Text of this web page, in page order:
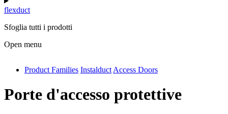
flexduct
Sfoglia tutti i prodotti
Open menu
antivib
isolfix
Product Families Instalduct Access Doors
Porte d'accesso protettive